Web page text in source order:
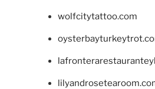
wolfcitytattoo.com